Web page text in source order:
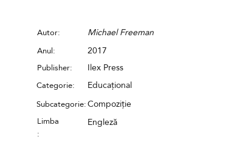
Autor: Michael Freeman
Anul: 2017
Publisher: Ilex Press
Categorie:
Educațional
Compoziție
Subcategorie:
Limba
:
Engleză